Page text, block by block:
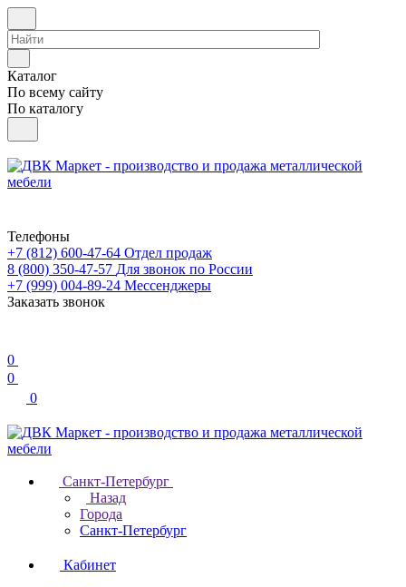
Каталог
По всему сайту
По каталогу
Телефоны
+7 (812) 600-47-64 Отдел продаж
8 (800) 350-47-57 Для звонок по России
+7 (999) 004-89-24 Мессенджеры
Заказать звонок
0
0
0
Санкт-Петербург
Назад
Города
Санкт-Петербург
Кабинет